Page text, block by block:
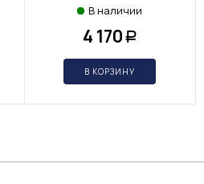
В наличии
4 170 Р
В КОРЗИНУ